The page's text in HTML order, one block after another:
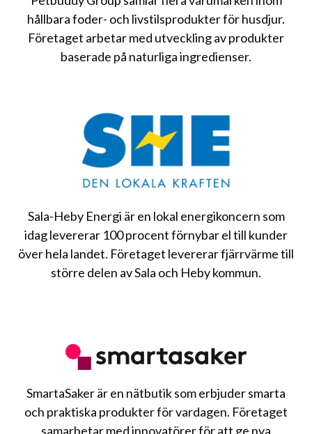
hållbara foder- och livstilsprodukter för husdjur.
Företaget arbetar med utveckling av produkter
baserade på naturliga ingredienser.
Sala-Heby Energi är en lokal energikoncern som
idag levererar 100 procent förnybar el till kunder
över hela landet. Företaget levererar fjärrvärme till
större delen av Sala och Heby kommun.
SmartaSaker är en nätbutik som erbjuder smarta
och praktiska produkter för vardagen. Företaget
samarbetar med innovatörer för att ge nya